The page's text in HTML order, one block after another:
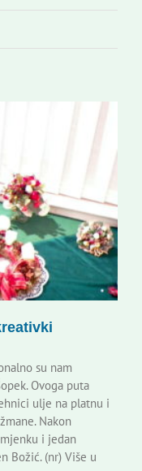
su nam
Ovoga puta
ulje na platnu i
Nakon
i jedan
Božić. (nr) Više u